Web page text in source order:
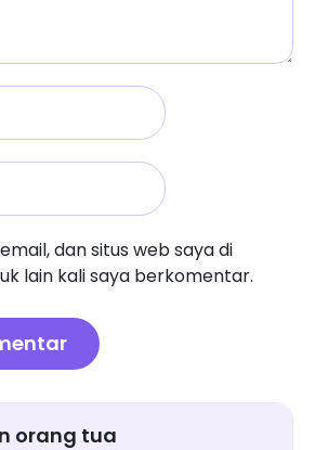
dan situs web saya di
lain kali saya berkomentar.
orang tua